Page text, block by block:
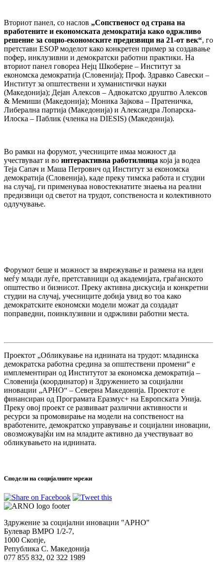
Вториот панел, со наслов „Сопственост од страна на
вработените и економската демократија како одржливо
решение за социо-економските предизвици на 21-от век“, го
претстави ESOP моделот како конкретен пример за создавање
пофер, инклузивни и демократски работни практики. На
вториот панел говореа Нејц Шкоберне – Институт за
економска демократија (Словенија); Проф. Здравко Савески –
Институт за општествени и хуманистички науки
(Македонија); Дејан Алексов – Адвокатско друштво Алексов
& Мемиши (Македонија); Моника Зајкова – Пратеничка,
Либерална партија (Македонија) и Александра Лопарска-
Илоска – Паблик (членка на DIESIS) (Македонија).
Во рамки на форумот, учесниците имаа можност да
учествуваат и во интерактивна работилница која ја водеа
Теја Сапач и Маша Петрович од Институт за економска
демократија (Словенија), каде преку тимска работа и студии
на случај, ги применуваа новостекнатите знаења на реални
предизвици од светот на трудот, сопственоста и колективното
одлучување.
Форумот беше и можност за вмрежување и размена на идеи
меѓу млади луѓе, претставници од академијата, граѓанското
општество и бизнисот. Преку активна дискусија и конкретни
студии на случај, учесниците добија увид во тоа како
демократските економски модели можат да создадат
поправедни, поинклузивни и одржливи работни места.
Проектот „Обликување на иднината на трудот: младинска
демократска работна средина за општествени промени“ е
имплементиран од Институтот за економска демократија –
Словенија (координатор) и Здружението за социјални
иновации „АРНО“ – Северна Македонија. Проектот е
финансиран од Програмата Еразмус+ на Европската Унија.
Преку овој проект се развиваат различни активности и
ресурси за промовирање на модели на сопственост на
вработените, демократско управување и социјални иновации,
овозможувајќи им на младите активно да учествуваат во
обликувањето на иднината.
Сподели на социјалните мрежи
Здружение за социјални иновации "АРНО"
Булевар ВМРО 1/2-7,
1000 Скопје,
Република С. Македонија
077 855 832, 02 322 1989